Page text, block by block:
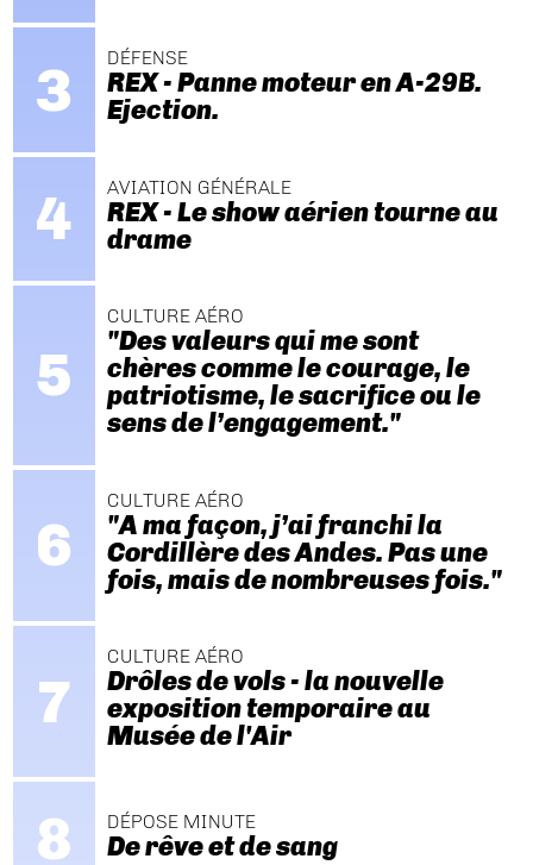
DÉFENSE
REX - Panne moteur en A-29B.
Ejection.
AVIATION GÉNÉRALE
REX - Le show aérien tourne au
drame
CULTURE AÉRO
"Des valeurs qui me sont
chères comme le courage, le
patriotisme, le sacrifice ou le
sens de l’engagement."
CULTURE AÉRO
"A ma façon, j’ai franchi la
Cordillère des Andes. Pas une
fois, mais de nombreuses fois."
CULTURE AÉRO
Drôles de vols - la nouvelle
exposition temporaire au
Musée de l'Air
DÉPOSE MINUTE
De rêve et de sang